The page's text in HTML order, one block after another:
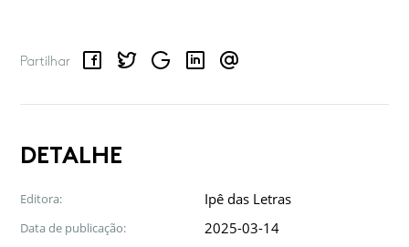
Partilhar
FacebookTwitterGoogle LinkedInEmail
DETALHE
Editora: Ipê das Letras
Data de publicação: 2025-03-14